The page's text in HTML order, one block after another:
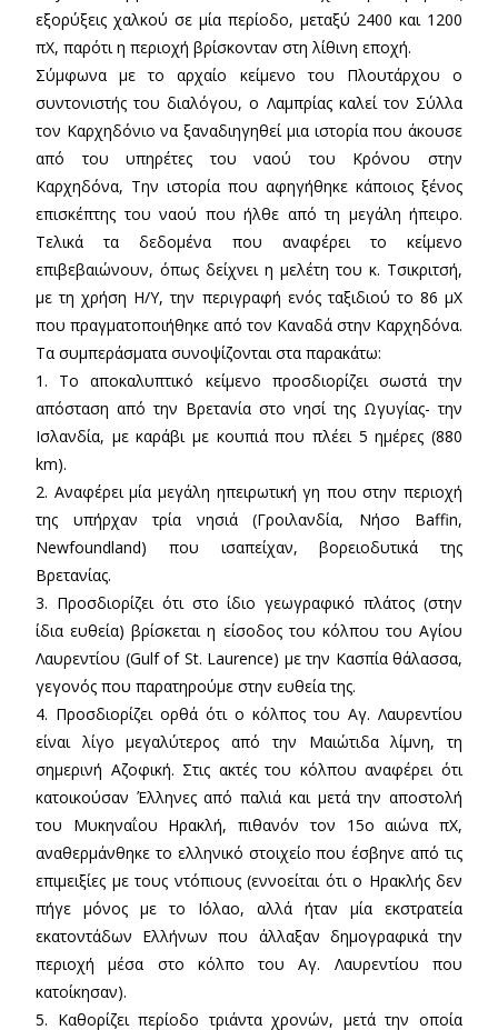
εξορύξεις χαλκού σε μία περίοδο, μεταξύ 2400 και 1200
πΧ, παρότι η περιοχή βρίσκονταν στη λίθινη εποχή.
Σύμφωνα με το αρχαίο κείμενο του Πλουτάρχου ο
συντονιστής του διαλόγου, ο Λαμπρίας καλεί τον Σύλλα
τον Καρχηδόνιο να ξαναδιηγηθεί μια ιστορία που άκουσε
από του υπηρέτες του ναού του Κρόνου στην
Καρχηδόνα, Την ιστορία που αφηγήθηκε κάποιος ξένος
επισκέπτης του ναού που ήλθε από τη μεγάλη ήπειρο.
Τελικά τα δεδομένα που αναφέρει το κείμενο
επιβεβαιώνουν, όπως δείχνει η μελέτη του κ. Τσικριτσή,
με τη χρήση Η/Υ, την περιγραφή ενός ταξιδιού το 86 μΧ
που πραγματοποιήθηκε από τον Καναδά στην Καρχηδόνα.
Τα συμπεράσματα συνοψίζονται στα παρακάτω:
1. Το αποκαλυπτικό κείμενο προσδιορίζει σωστά την
απόσταση από την Βρετανία στο νησί της Ωγυγίας- την
Ισλανδία, με καράβι με κουπιά που πλέει 5 ημέρες (880
km).
2. Αναφέρει μία μεγάλη ηπειρωτική γη που στην περιοχή
της υπήρχαν τρία νησιά (Γροιλανδία, Νήσο Baffin,
Newfoundland) που ισαπείχαν, βορειοδυτικά της
Βρετανίας.
3. Προσδιορίζει ότι στο ίδιο γεωγραφικό πλάτος (στην
ίδια ευθεία) βρίσκεται η είσοδος του κόλπου του Αγίου
Λαυρεντίου (Gulf of St. Laurence) με την Κασπία θάλασσα,
γεγονός που παρατηρούμε στην ευθεία της.
4. Προσδιορίζει ορθά ότι ο κόλπος του Αγ. Λαυρεντίου
είναι λίγο μεγαλύτερος από την Μαιώτιδα λίμνη, τη
σημερινή Αζοφική. Στις ακτές του κόλπου αναφέρει ότι
κατοικούσαν Έλληνες από παλιά και μετά την αποστολή
του Μυκηναΐου Ηρακλή, πιθανόν τον 15ο αιώνα πΧ,
αναθερμάνθηκε το ελληνικό στοιχείο που έσβηνε από τις
επιμειξίες με τους ντόπιους (εννοείται ότι ο Ηρακλής δεν
πήγε μόνος με το Ιόλαο, αλλά ήταν μία εκστρατεία
εκατοντάδων Ελλήνων που άλλαξαν δημογραφικά την
περιοχή μέσα στο κόλπο του Αγ. Λαυρεντίου που
κατοίκησαν).
5. Καθορίζει περίοδο τριάντα χρονών, μετά την οποία